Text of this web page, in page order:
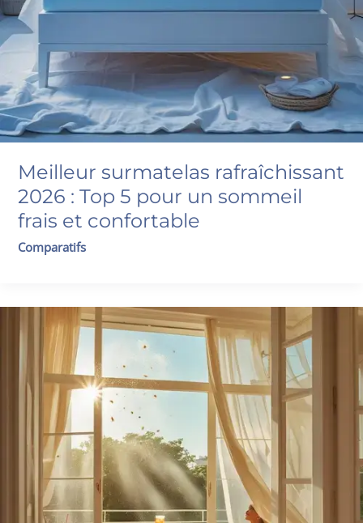
Meilleur surmatelas rafraîchissant
2026 : Top 5 pour un sommeil
frais et confortable
Comparatifs